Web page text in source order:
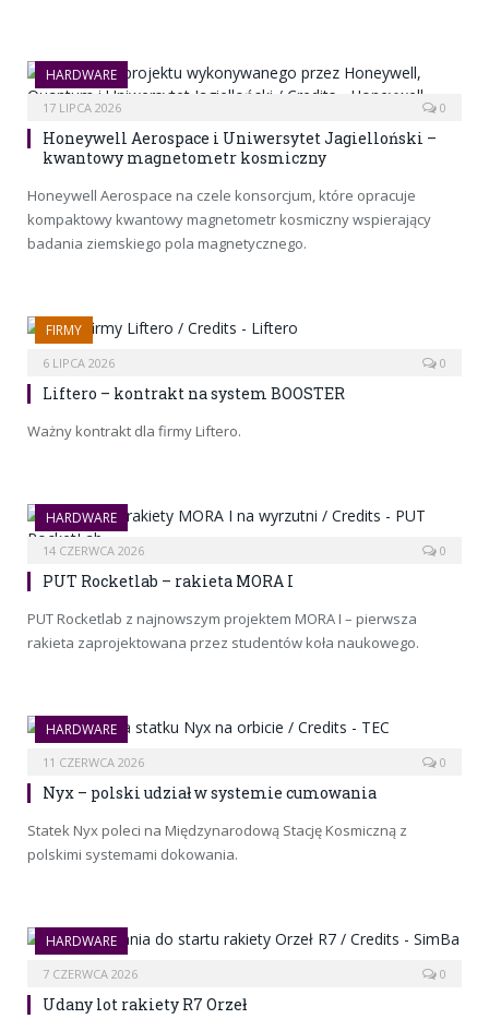
HARDWARE
17 LIPCA 2026 0
Honeywell Aerospace i Uniwersytet Jagielloński –
kwantowy magnetometr kosmiczny
Honeywell Aerospace na czele konsorcjum, które opracuje
kompaktowy kwantowy magnetometr kosmiczny wspierający
badania ziemskiego pola magnetycznego.
FIRMY
6 LIPCA 2026 0
Liftero – kontrakt na system BOOSTER
Ważny kontrakt dla firmy Liftero.
HARDWARE
14 CZERWCA 2026 0
PUT Rocketlab – rakieta MORA I
PUT Rocketlab z najnowszym projektem MORA I – pierwsza
rakieta zaprojektowana przez studentów koła naukowego.
HARDWARE
11 CZERWCA 2026 0
Nyx – polski udział w systemie cumowania
Statek Nyx poleci na Międzynarodową Stację Kosmiczną z
polskimi systemami dokowania.
HARDWARE
7 CZERWCA 2026 0
Udany lot rakiety R7 Orzeł